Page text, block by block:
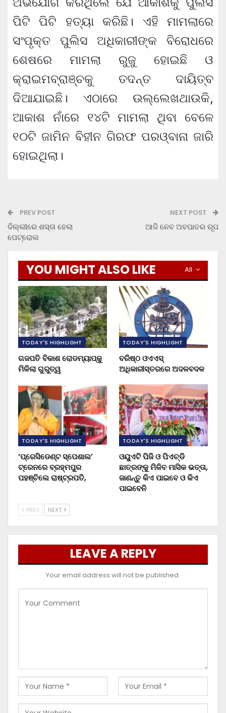
ପିଟି ପିଟି ହତ୍ୟା କରିଛି। ଏହି ମାମଲାରେ
ସଂପୃକ୍ତ ପୁଲିସ ଅଧିକାରୀଙ୍କ ବିରୋଧରେ
ଶେଷରେ ମାମଲା ରୁଜୁ ହୋଇଛି ଓ
କ୍ରାଇମବ୍ରାଞ୍ଚକୁ ତଦନ୍ତ ଦାୟିତ୍ବ
ଦିଆଯାଇଛି। ଏଠାରେ ଉଲ୍ଲେଖଥାଉକି,
ଆକାଶ ନାଁରେ ୧୪ଟି ମାମଲା ଥିବା ବେଳେ
୧୦ଟି ଜାମିନ ବିହୀନ ଗିରଫ ପରଓ୍ବାନା ଜାରି
ହୋଇଥିଲା।
PREV POST
ଦିଲ୍ଲୀରେ ଶସ୍ତା ହେଲା
ପେଟ୍ରୋଲ
NEXT POST
ଆଜି ନେବ ଅବପାତର ରୂପ
All
YOU MIGHT ALSO LIKE
TODAY'S HIGHLIGHT
ଗଜପତି ବିକାଶ ରୋଡମ୍ୟାପ୍‌କୁ
ମିଳିଲା ଗୁରୁତ୍ୱ
TODAY'S HIGHLIGHT
ବରିଷ୍ଠ ଓଏଏସ୍‌
ଅଧିକାରୀସ୍ତରରେ ଅଦଳବଦଳ
TODAY'S HIGHLIGHT
‘ପ୍ରେସିଡେଣ୍ଟ ସ୍ପେଶାଲ’
ଟ୍ରେନରେ ବ୍ରହ୍ମପୁର
ପହଞ୍ଚିଲେ ରାଷ୍ଟ୍ରପତି,
TODAY'S HIGHLIGHT
ଓୟୁଏଟି ପିଜି ଓ ପିଏଚ୍‌ଡି
ଛାତ୍ରଙ୍କୁ ମିଳିବ ମାସିକ ଭତ୍ତା,
ଜାଣନ୍ତୁ କିଏ ପାଇବେ ଓ କିଏ
ପାଇବେନି
PREV NEXT
LEAVE A REPLY
Your email address will not be published.